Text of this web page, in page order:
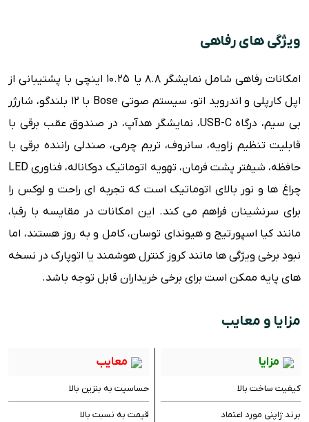
ویژگی های رفاهی
امکانات رفاهی شامل نمایشگر ۸.۸ یا ۱۰.۲۵ اینچی با پشتیبانی از
اپل کارپلی و اندروید اتو، سیستم صوتی Bose با ۱۲ بلندگو، شارژر
بی سیم، درگاه USB-C، نمایشگر هدآپ، در صندوق عقب برقی با
قابلیت تنظیم زاویه، سانروف، تریم چرمی، صندلی راننده برقی با
حافظه، شیفتر پشت فرمان، تهویه اتوماتیک دوکاناله، فناوری LED
چراغ ها و نور بالای اتوماتیک است که تجربه ای راحت و لوکس را
برای سرنشینان فراهم می کند. این امکانات در مقایسه با رقبا،
مانند کیا اسپورتیج و هیوندای توسان، کامل و به روز هستند، اما
نبود برخی ویژگی ها مانند کروز کنترل هوشمند یا اتوپارک در نسخه
های پایه ممکن است برای برخی خریداران قابل توجه باشد.
مزایا و معایب
مزایا
کیفیت ساخت بالا
برند ژاپنی مورد اعتماد
معایب
حساسیت به بنزین بالا
قیمت به نسبت بالا